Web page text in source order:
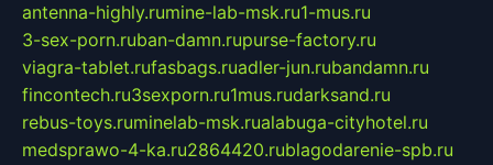
antenna-highly.rumine-lab-msk.ru1-mus.ru
3-sex-porn.ruban-damn.rupurse-factory.ru
viagra-tablet.rufasbags.ruadler-jun.rubandamn.ru
fincontech.ru3sexporn.ru1mus.rudarksand.ru
rebus-toys.ruminelab-msk.rualabuga-cityhotel.ru
medsprawo-4-ka.ru2864420.rublagodarenie-spb.ru